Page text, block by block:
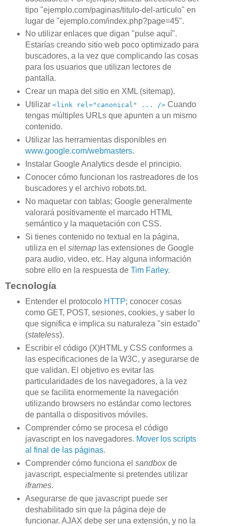
tipo "ejemplo.com/paginas/titulo-del-articulo" en
lugar de "ejemplo.com/index.php?page=45".
No utilizar enlaces que digan "pulse aquí".
Estarías creando sitio web poco optimizado para
buscadores, a la vez que complicando las cosas
para los usuarios que utilizan lectores de
pantalla.
Crear un mapa del sitio en XML (sitemap).
Utilizar <link rel="canonical" ... />Cuando
tengas múltiples URLs que apunten a un mismo
contenido.
Utilizar las herramientas disponibles en
www.google.com/webmasters.
Instalar Google Analytics desde el principio.
Conocer cómo funcionan los rastreadores de los
buscadores y el archivo robots.txt.
No maquetar con tablas; Google generalmente
valorará positivamente el marcado HTML
semántico y la maquetación con CSS.
Si tienes contenido no textual en la página,
utiliza en el sitemaplas extensiones de Google
para audio, video, etc. Hay alguna información
sobre ello en la respuesta de Tim Farley.
Tecnología
Entender el protocolo HTTP; conocer cosas
como GET, POST, sesiones, cookies, y saber lo
que significa e implica su naturaleza "sin estado"
(stateless).
Escribir el código (X)HTML y CSS conformes a
las especificaciones de la W3C, y asegurarse de
que validan. El objetivo es evitar las
particularidades de los navegadores, a la vez
que se facilita enormemente la navegación
utilizando browsers no estándar como lectores
de pantalla o dispositivos móviles.
Comprender cómo se procesa el código
javascript en los navegadores. Mover los scripts
al final de las páginas.
Comprender cómo funciona el sandboxde
javascript, especialmente si pretendes utilizar
iframes.
Asegurarse de que javascript puede ser
deshabilitado sin que la página deje de
funcionar. AJAX debe ser una extensión, y no la